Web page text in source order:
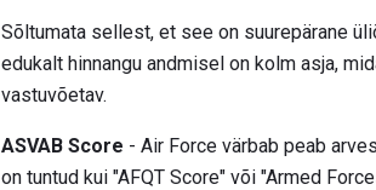
Sõltumata sellest, et see on suurepärane
edukalt hinnangu andmisel on kolm asja,
vastuvõetav.
ASVAB Score - Air Force värbab peab
on tuntud kui "AFQT Score" või "Armed